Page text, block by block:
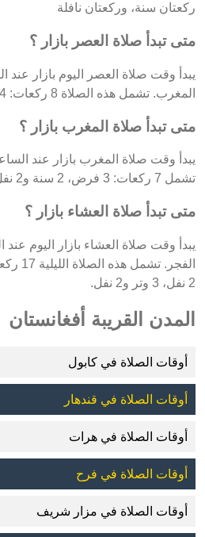
ركعتان سنة، وركعتان نافلة
متى تبدأ صلاة العصر بازار ؟
المغرب. تشمل هذه الصلاة 8 ركعات: 4 سنة و4 فرض.
متى تبدأ صلاة المغرب بازار ؟
تشمل 7 ركعات: 3 فرض، 2 سنة و2 نفل.
متى تبدأ صلاة العشاء بازار ؟
2 نفل، 3 وتر و2 نفل.
المدن القريبة أفغانستان
أوقات الصلاة في كابول
أوقات الصلاة في قندهار
أوقات الصلاة في هرات
أوقات الصلاة في فرح
أوقات الصلاة في مزار شريف